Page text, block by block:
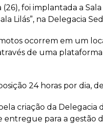
foi implantada a
Lilás”, na Delegacia
ocorrem em um
de uma
24 horas por dia,
criação da
entregue para a gestão